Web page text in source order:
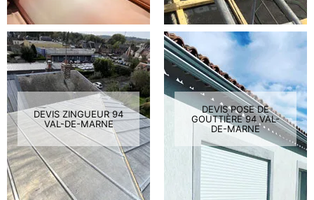
DEVIS ZINGUEUR 94
VAL-DE-MARNE
DEVIS POSE DE
GOUTTIÈRE 94 VAL-
DE-MARNE